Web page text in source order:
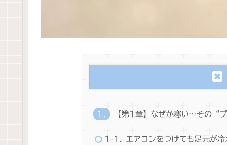
【第1章】なぜか寒い…その“
1-1. エアコンをつけても足元が冷